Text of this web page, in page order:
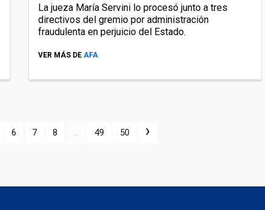
La jueza María Servini lo procesó junto a tres
directivos del gremio por administración
fraudulenta en perjuicio del Estado.
VER MÁS DE AFA
6 7 8 ... 49 50 ›